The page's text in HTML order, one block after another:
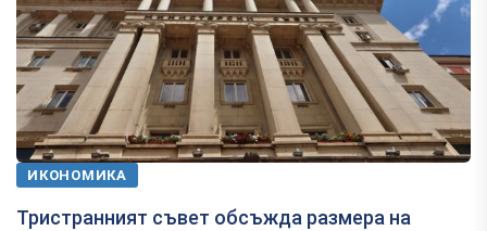
ИКОНОМИКА
Тристранният съвет обсъжда размера на